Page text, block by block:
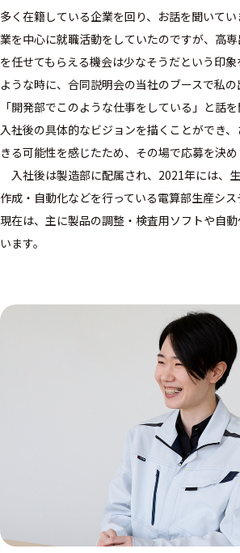
多く在籍している企業を回り、お話を聞いて
業を中心に就職活動をしていたのですが、高
を任せてもらえる機会は少なそうだという印
ような時に、合同説明会の当社のブースで私の
「開発部でこのような仕事をしている」と話
入社後の具体的なビジョンを描くことができ
きる可能性を感じたため、その場で応募を決め
入社後は製造部に配属され、2021年には、
作成・自動化などを行っている電算部生産シス
現在は、主に製品の調整・検査用ソフトや自
います。